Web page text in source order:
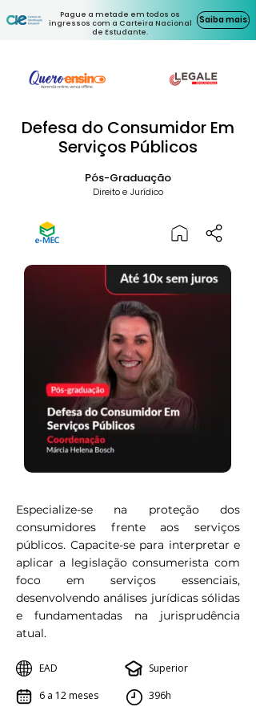
Pague a metade em todos os
ingressos com a Carteira Nacional
de Estudante.
Saiba mais
Defesa do Consumidor Em
Serviços Públicos
Pós-Graduação
Direito e Jurídico
Especialize-se na proteção dos
consumidores frente aos serviços
públicos. Capacite-se para interpretar e
aplicar a legislação consumerista com
foco em serviços essenciais,
desenvolvendo análises jurídicas sólidas
e fundamentadas na jurisprudência
atual.
EAD
6 a 12 meses
Superior
396h